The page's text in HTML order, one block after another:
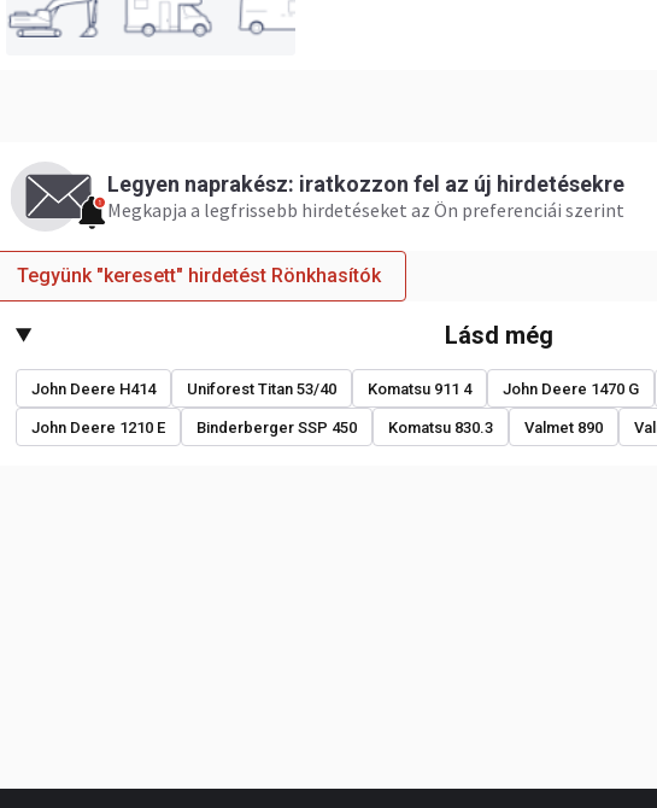
Legyen naprakész: iratkozzon fel az új hirdetésekre
Megkapja a legfrissebb hirdetéseket az Ön preferenciái szerint
Tegyünk "keresett" hirdetést Rönkhasítók
Lásd még
John Deere H414 Uniforest Titan 53/40 Komatsu 911 4 John Deere 1470 G
John Deere 1210 E Binderberger SSP 450 Komatsu 830.3 Valmet 890